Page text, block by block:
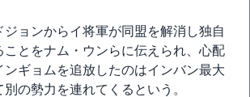
ョンからイ将軍が同盟を解消し独自
ことをナム・ウンらに伝えられ、心配
ンギョムを追放したのはインバン最大
の勢力を連れてくるという。